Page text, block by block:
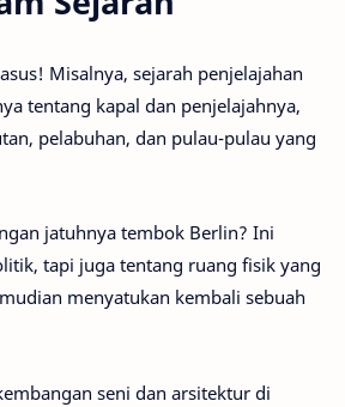
Misalnya, sejarah penjelajahan
tentang kapal dan penjelajahnya,
pelabuhan, dan pulau-pulau yang
jatuhnya tembok Berlin? Ini
tapi juga tentang ruang fisik yang
menyatukan kembali sebuah
seni dan arsitektur di